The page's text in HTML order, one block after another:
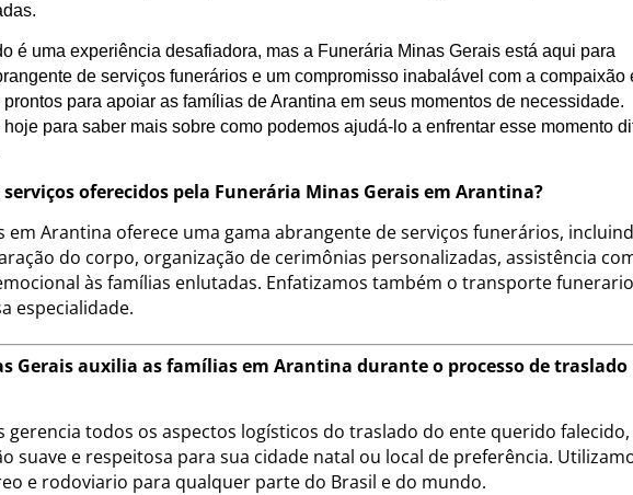
é uma experiência desafiadora, mas a Funerária Minas Gerais está aqui para
de serviços funerários e um compromisso inabalável com a compaixão
para apoiar as famílias de Arantina em seus momentos de necessidade.
para saber mais sobre como podemos ajudá-lo a enfrentar esse momento
oferecidos pela Funerária Minas Gerais em Arantina?
em Arantina oferece uma gama abrangente de serviços funerários,
do corpo, organização de cerimônias personalizadas, assistência
às famílias enlutadas. Enfatizamos também o transporte funerario
especialidade.
Gerais auxilia as famílias em Arantina durante o processo de traslado
gerencia todos os aspectos logísticos do traslado do ente querido falecido,
suave e respeitosa para sua cidade natal ou local de preferência.
e rodoviario para qualquer parte do Brasil e do mundo.